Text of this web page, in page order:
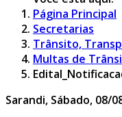
Página Principal
Secretarias
Trânsito,
Multas de
Sarandi, Sábado, 08/